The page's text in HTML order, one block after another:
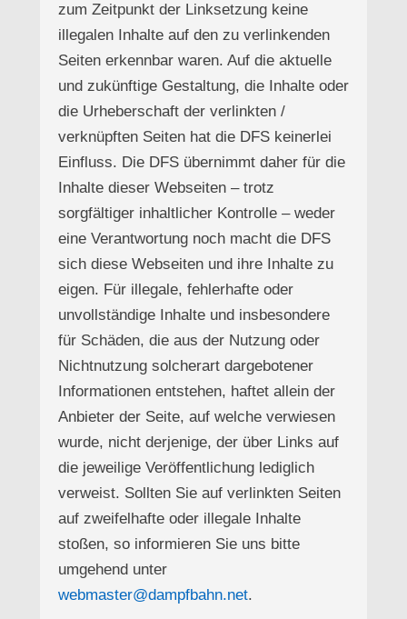
zum Zeitpunkt der Linksetzung keine
illegalen Inhalte auf den zu verlinkenden
Seiten erkennbar waren. Auf die aktuelle
und zukünftige Gestaltung, die Inhalte oder
die Urheberschaft der verlinkten /
verknüpften Seiten hat die DFS keinerlei
Einfluss. Die DFS übernimmt daher für die
Inhalte dieser Webseiten – trotz
sorgfältiger inhaltlicher Kontrolle – weder
eine Verantwortung noch macht die DFS
sich diese Webseiten und ihre Inhalte zu
eigen. Für illegale, fehlerhafte oder
unvollständige Inhalte und insbesondere
für Schäden, die aus der Nutzung oder
Nichtnutzung solcherart dargebotener
Informationen entstehen, haftet allein der
Anbieter der Seite, auf welche verwiesen
wurde, nicht derjenige, der über Links auf
die jeweilige Veröffentlichung lediglich
verweist. Sollten Sie auf verlinkten Seiten
auf zweifelhafte oder illegale Inhalte
stoßen, so informieren Sie uns bitte
umgehend unter
webmaster@dampfbahn.net.